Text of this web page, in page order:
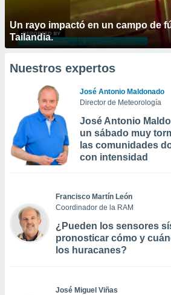
Un rayo impactó en un campo de
Tailandia.
Nuestros expertos
José Antonio Maldonado
Director de Meteorología
José Antonio
un sábado muy
las comunidades
con intensidad
Francisco Martín León
Coordinador de la RAM
¿Pueden los sensores
pronosticar cómo y
los huracanes?
José Miguel Viñas